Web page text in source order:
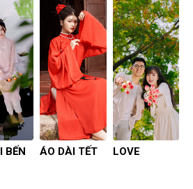
BẾN
ÁO DÀI TẾT LOVE